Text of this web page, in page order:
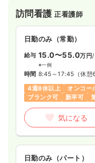
訪問看護正看護師
日勤のみ（常勤）
給与 15.0〜55.0万円
※一例
時間 8:45～17:45 （休憩
4週8休以上
オンコー
ブランク可
新卒可
気になる
日勤のみ（パート）